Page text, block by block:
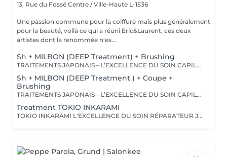
13, Rue du Fossé Centre / Ville-Haute L-1536
Une passion commune pour la coiffure mais plus généralement
pour la beauté, voilà ce qui a réuni Eric&Laurent, ces deux
artistes dont la renommée n'es...
Sh + MILBON (DEEP Treatment) + Brushing
TRAITEMENTS JAPONAIS – L’EXCELLENCE DU SOIN CAPILLAIRE Découvrez un univers de soins capillaires japonais haut de gamme, reconnus pour leur technologie avancée et leurs résultats exceptionnels. Des traitements sur-mesure conçus pour répondre aux besoins spécifiques de chaque chevelure : hydratation, réparation, discipline, cuir chevelu ou nutrition . Chaque traitement agit au cœur de la fibre capillaire pour révéler des cheveux visiblement plus sains, brillants et soyeux. -Nos différentes lignes de traitements : SMOOTH (Collagène) Pour les cheveux emmêlés, ternes ou difficiles à coiffer. • Démêle instantanément • Lisse la fibre capillaire • Apporte douceur et brillance • Toucher léger et soyeux REPAIR (CMADK / Kératine) Pour les cheveux sensibilisés, cassants ou très abîmés. • Répare intensément • Renforce la structure interne du cheveu • Reconstruit la fibre en profondeur • Redonne force et élasticité ANTI-FRIZZ (Céramides / 18-MEA) Pour les cheveux indisciplinés, sensibilisés à l’humidité. • Contrôle les frisottis • Réduit le volume excessif • Protège de l’humidité • Facilite le coiffage • Apporte souplesse et brillance SCALP (Hyaluron / Agents Purifiants) Pour rééquilibrer et purifier le cuir chevelu. Idéal en cas de démangeaisons, pellicules, sécheresse ou excès de sébum. • Apaise le cuir chevelu • Purifie en douceur • Rééquilibre la barrière protectrice naturelle • Favorise un environnement sain pour la pousse Veuillez noter : les tarifs peuvent varier selon la longueur des cheveux, la quantité de produit nécessaire et la complexité de la prestation. Supplément possible à partir de +15€. Pour toute demande spécifique, merci de nous contacter.
Sh + MILBON (DEEP Treatment ) + Coupe +
Brushing
TRAITEMENTS JAPONAIS – L’EXCELLENCE DU SOIN CAPILLAIRE Découvrez un univers de soins capillaires japonais haut de gamme, reconnus pour leur technologie avancée et leurs résultats exceptionnels. Des traitements sur-mesure conçus pour répondre aux besoins spécifiques de chaque chevelure : hydratation, réparation, discipline, cuir chevelu ou nutrition . Chaque traitement agit au cœur de la fibre capillaire pour révéler des cheveux visiblement plus sains, brillants et soyeux. -Nos différentes lignes de traitements : SMOOTH (Collagène) Pour les cheveux emmêlés, ternes ou difficiles à coiffer. • Démêle instantanément • Lisse la fibre capillaire • Apporte douceur et brillance • Toucher léger et soyeux REPAIR (CMADK / Kératine) Pour les cheveux sensibilisés, cassants ou très abîmés. • Répare intensément • Renforce la structure interne du cheveu • Reconstruit la fibre en profondeur • Redonne force et élasticité ANTI-FRIZZ (Céramides / 18-MEA) Pour les cheveux indisciplinés, sensibilisés à l’humidité. • Contrôle les frisottis • Réduit le volume excessif • Protège de l’humidité • Facilite le coiffage • Apporte souplesse et brillance SCALP (Hyaluron / Agents Purifiants) Pour rééquilibrer et purifier le cuir chevelu. Idéal en cas de démangeaisons, pellicules, sécheresse ou excès de sébum. • Apaise le cuir chevelu • Purifie en douceur • Rééquilibre la barrière protectrice naturelle • Favorise un environnement sain pour la pousse Veuillez noter : les tarifs peuvent varier selon la longueur des cheveux, la quantité de produit nécessaire et la complexité de la prestation. Supplément possible à partir de +15€. Pour toute demande spécifique, merci de nous contacter.
Treatment TOKIO INKARAMI
TOKIO INKARAMI L'EXCELLENCE DU SOIN RÉPARATEUR JAPONAIS Découvrez Tokio Inkarami, un protocole de soin japonais d'exception, reconnu dans les plus grands salons pour sa capacité à restaurer la qualité des cheveux les plus sensibilisés. Grâce à sa technologie brevetée associant plusieurs types de kératines et d'actifs reconstructeurs, ce traitement agit au cur de la fibre capillaire afin de réparer, renforcer et sublimer les cheveux dès la première application. LES BÉNÉFICES Répare intensément les cheveux fragilisés et abîmés Renforce durablement la structure interne du cheveu Réduit la casse et améliore la résistance de la fibre capillaire Apporte douceur, souplesse et légèreté Discipline les cheveux sans les alourdir Révèle une brillance exceptionnelle IDÉAL POUR Les cheveux décolorés ou éclaircis Les cheveux sensibilisés par les services techniques Les cheveux secs, cassants ou fragilisés Les cheveux ternes en manque de vitalité Résultat : des cheveux visiblement plus forts, plus sains, plus brillants et profondément transformés. NFORMATIONS COMPLÉMENTAIRES Afin de garantir un résultat parfaitement adapté à vos besoins, le tarif peut varier en fonction de la longueur, de la densité des cheveux et de la quantité de produit nécessaire. Le tarif du protocole Tokio Inkarami peut aller jusqu'à 250 € selon le niveau de personnalisation requis.